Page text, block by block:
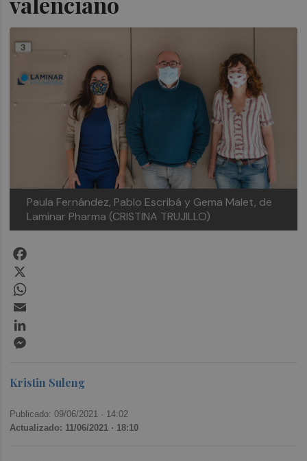
Paula Fernández, Pablo Escribá y Gema Malet, de
Laminar Pharma (CRISTINA TRUJILLO)
Kristin Suleng
Publicado: 09/06/2021 · 14:02
Actualizado: 11/06/2021 · 18:10